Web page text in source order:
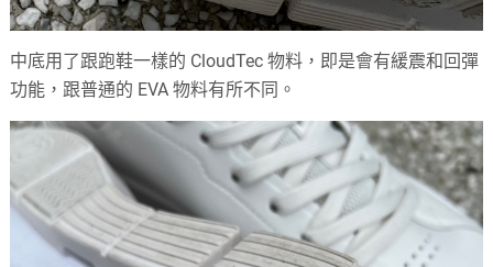
中底用了跟跑鞋一樣的 CloudTec 物料，即是會有緩震和回彈
功能，跟普通的 EVA 物料有所不同。